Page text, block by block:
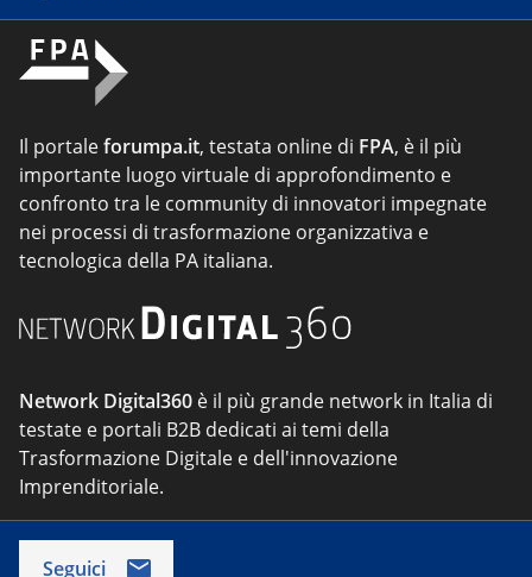
Il portaleforumpa.it, testata online di FPA, è il più
importante luogo virtuale di approfondimento e
confronto tra le community di innovatori impegnate
nei processi di trasformazione organizzativa e
tecnologica della PA italiana.
Network Digital360 è il più grande network in Italia di
testate e portali B2B dedicati ai temi della
Trasformazione Digitale e dell'innovazione
Imprenditoriale.
Seguici